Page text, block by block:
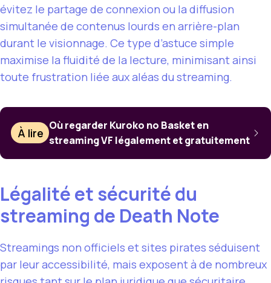
évitez le partage de connexion ou la diffusion
simultanée de contenus lourds en arrière-plan
durant le visionnage. Ce type d’astuce simple
maximise la fluidité de la lecture, minimisant ainsi
toute frustration liée aux aléas du streaming.
À lire
Où regarder Kuroko no Basket en
streaming VF légalement et gratuitement
Légalité et sécurité du
streaming de Death Note
Streamings non officiels et sites pirates séduisent
par leur accessibilité, mais exposent à de nombreux